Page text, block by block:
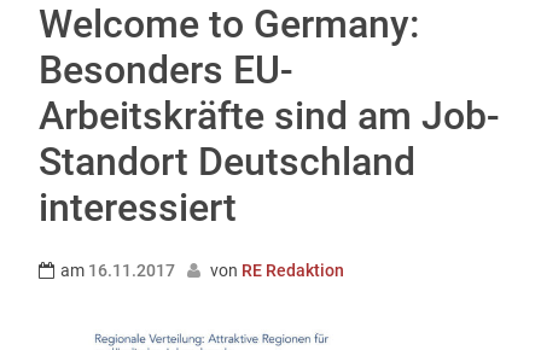
Welcome to Germany:
Besonders EU-
Arbeitskräfte sind am Job-
Standort Deutschland
interessiert
am 16.11.2017 von RE Redaktion